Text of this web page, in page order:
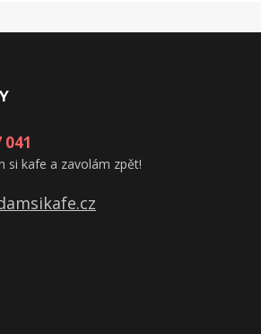
041
si kafe a zavolám zpět!